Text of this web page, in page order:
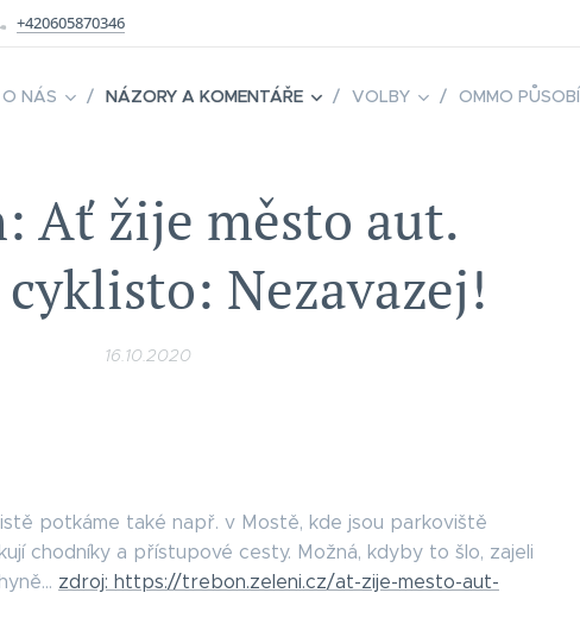
+420605870346
O NÁS NÁZORY A KOMENTÁŘE VOLBY OMMO PŮSOBÍ
Ať žije město aut.
cyklisto: Nezavazej!
16.10.2020
potkáme také např. v Mostě, kde jsou parkoviště
chodníky a přístupové cesty. Možná, kdyby to šlo, zajeli
zdroj: https://trebon.zeleni.cz/at-zije-mesto-aut-